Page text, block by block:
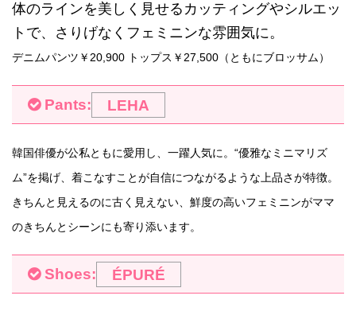
体のラインを美しく見せるカッティングやシルエッ
トで、さりげなくフェミニンな雰囲気に。
デニムパンツ￥20,900 トップス￥27,500（ともにブロッサム）
Pants: LEHA
韓国俳優が公私ともに愛用し、一躍人気に。“優雅なミニマリズ
ム”を掲げ、着こなすことが自信につながるような上品さが特徴。
きちんと見えるのに古く見えない、鮮度の高いフェミニンがママ
のきちんとシーンにも寄り添います。
Shoes: ÉPURÉ